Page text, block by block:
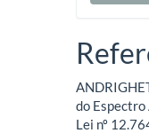
do
Lei nº